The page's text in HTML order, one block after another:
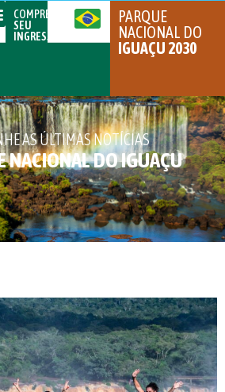
COMPRE
SEU
INGRESSO
PARQUE
NACIONAL DO
IGUAÇU 2030
AS ÚLTIMAS NOTÍCIAS
NACIONAL DO IGUAÇU